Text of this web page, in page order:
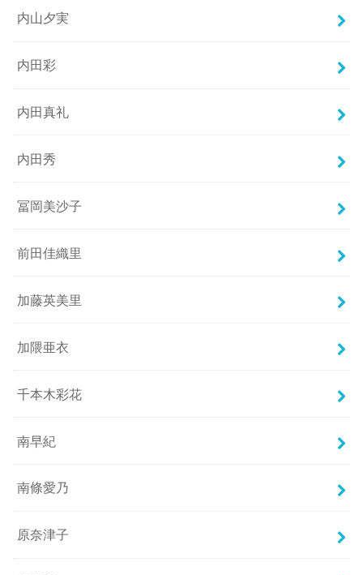
内山夕実
内田彩
内田真礼
内田秀
冨岡美沙子
前田佳織里
加藤英美里
加隈亜衣
千本木彩花
南早紀
南條愛乃
原奈津子